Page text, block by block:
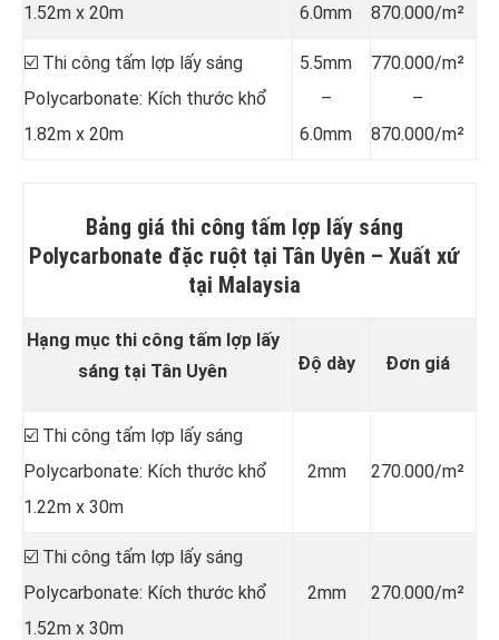
1.52m x 20m
6.0mm
870.000/m²
☑️ Thi công tấm lợp lấy sáng
Polycarbonate: Kích thước khổ
1.82m x 20m
5.5mm
–
6.0mm
770.000/m²
–
870.000/m²
Bảng giá thi công tấm lợp lấy sáng
Polycarbonate đặc ruột tại Tân Uyên – Xuất xứ
tại Malaysia
Hạng mục thi công tấm lợp lấy
sáng tại Tân Uyên
Độ dày Đơn giá
☑️ Thi công tấm lợp lấy sáng
Polycarbonate: Kích thước khổ
1.22m x 30m
2mm 270.000/m²
☑️ Thi công tấm lợp lấy sáng
Polycarbonate: Kích thước khổ
1.52m x 30m
2mm 270.000/m²